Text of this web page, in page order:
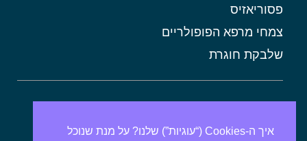
פסוריאזיס
צמחי מרפא הפופולריים
שלבקת חוגרת
אורטיקריה
מתכונים בריאיםאיך ה-Cookies (“עוגיות”) שלנו? על מנת שנוכל